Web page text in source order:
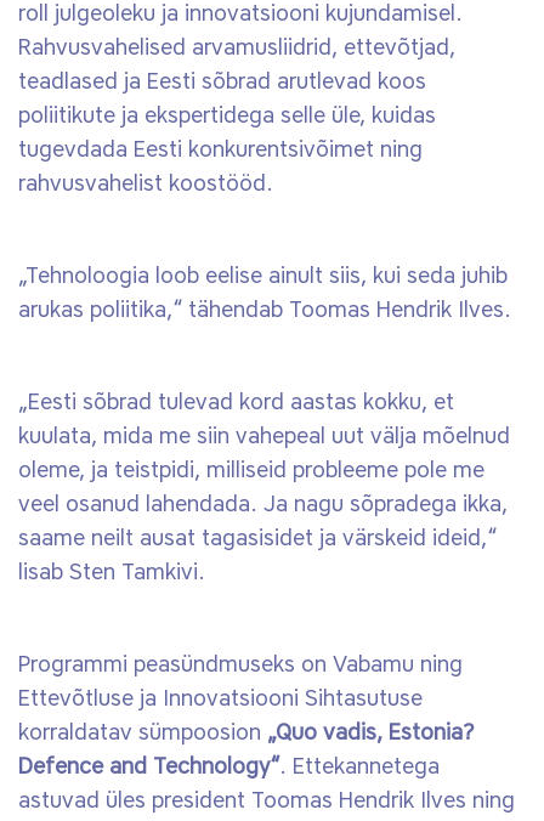
roll julgeoleku ja innovatsiooni kujundamisel.
Rahvusvahelised arvamusliidrid, ettevõtjad,
teadlased ja Eesti sõbrad arutlevad koos
poliitikute ja ekspertidega selle üle, kuidas
tugevdada Eesti konkurentsivõimet ning
rahvusvahelist koostööd.
„Tehnoloogia loob eelise ainult siis, kui seda juhib
arukas poliitika,“ tähendab Toomas Hendrik Ilves.
„Eesti sõbrad tulevad kord aastas kokku, et
kuulata, mida me siin vahepeal uut välja mõelnud
oleme, ja teistpidi, milliseid probleeme pole me
veel osanud lahendada. Ja nagu sõpradega ikka,
saame neilt ausat tagasisidet ja värskeid ideid,“
lisab Sten Tamkivi.
Programmi peasündmuseks on Vabamu ning
Ettevõtluse ja Innovatsiooni Sihtasutuse
korraldatav sümpoosion „Quo vadis, Estonia?
Defence and Technology“. Ettekannetega
astuvad üles president Toomas Hendrik Ilves ning